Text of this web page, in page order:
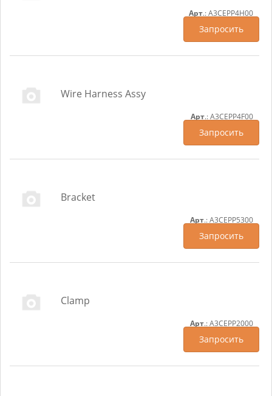
Арт.: A3CEPP4H00
Запросить
Wire Harness Assy
Арт.: A3CEPP4F00
Запросить
Bracket
Арт.: A3CEPP5300
Запросить
Clamp
Арт.: A3CEPP2000
Запросить